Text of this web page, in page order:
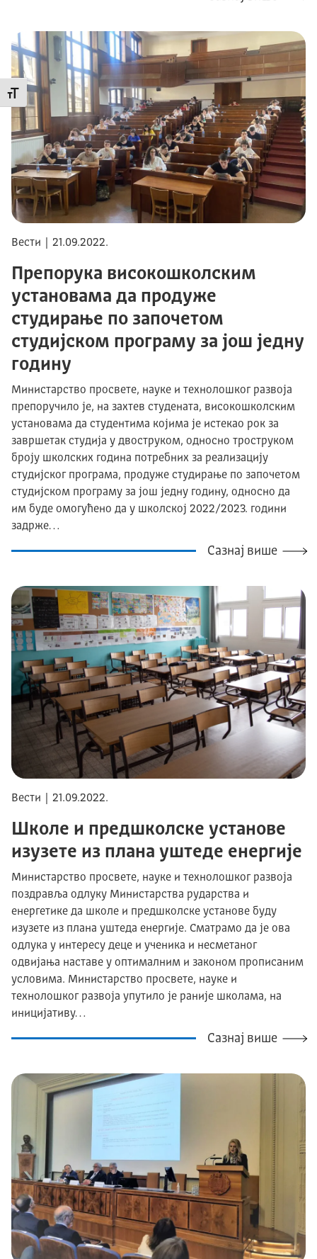
Промени величину слова
Вести | 21.09.2022.
Препорука високошколским
установама да продуже
студирање по започетом
студијском програму за још једну
годину
Министарство просвете, науке и технолошког развоја
препоручило је, на захтев студената, високошколским
установама да студентима којима је истекао рок за
завршетак студија у двоструком, односно троструком
броју школских година потребних за реализацију
студијског програма, продуже студирање по започетом
студијском програму за још једну годину, односно да
им буде омогућено да у школској 2022/2023. години
задрже…
Сазнај више
Вести | 21.09.2022.
Школе и предшколске установе
изузете из плана уштеде енергије
Министарство просвете, науке и технолошког развоја
поздравља одлуку Министарства рударства и
енергетике да школе и предшколске установе буду
изузете из плана уштеда енергије. Сматрамо да је ова
одлука у интересу деце и ученика и несметаног
одвијања наставе у оптималним и законом прописаним
условима. Министарство просвете, науке и
технолошког развоја упутило је раније школама, на
иницијативу…
Сазнај више